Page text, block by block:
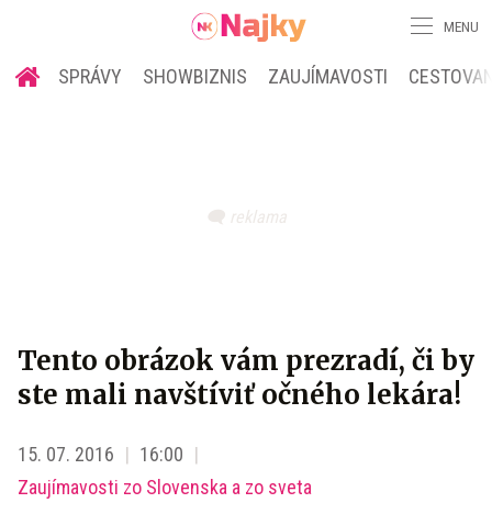
MENU
SPRÁVY SHOWBIZNIS ZAUJÍMAVOSTI
Tento obrázok vám prezradí, či by
ste mali navštíviť očného lekára!
15. 07. 2016
16:00
Zaujímavosti zo Slovenska a zo sveta